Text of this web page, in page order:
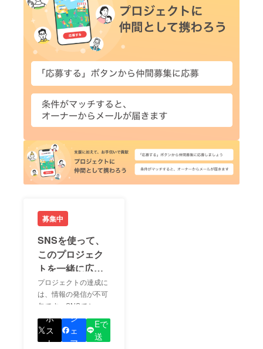
募集中
SNSを使って、
このプロジェク
トを一緒に広め
ましょう！
プロジェクトの達成に
は、情報の発信が不可
欠です。SNSでシェア
をして、あなたが応援
しているプロジェクト
の良さを知ってもらい
ポ
ス
ト
シ
ェ
ア
Eで
送